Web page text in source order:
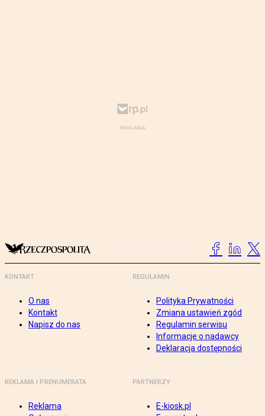
KONTAKT
O nas
Kontakt
Napisz do nas
REGULAMIN
Polityka Prywatności
Zmiana ustawień zgód
Regulamin serwisu
Informacje o nadawcy
Deklaracja dostępności
REKLAMA I PRENUMERATA
Reklama
PARTNERZY
E-kiosk.pl